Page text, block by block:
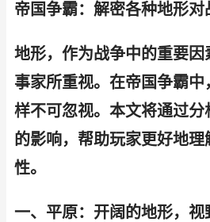
帝国争霸：解密各种地形对
地形，作为战争中的重要
事家所重视。在帝国争霸中
样不可忽视。本文将通过
的影响，帮助玩家更好地
性。
一、平原：开阔的地形，